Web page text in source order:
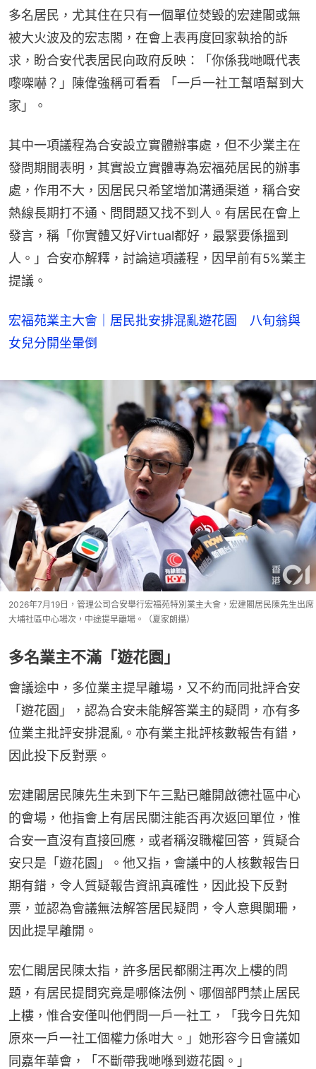
多名居民，尤其住在只有一個單位焚毀的宏建閣或無
被大火波及的宏志閣，在會上表再度回家執拾的訴
求，盼合安代表居民向政府反映：「你係我哋嘅代表
嚟㗎嚇？」陳偉強稱可看看 「一戶一社工幫唔幫到大
家」。
其中一項議程為合安設立實體辦事處，但不少業主在
發問期間表明，其實設立實體專為宏福苑居民的辦事
處，作用不大，因居民只希望增加溝通渠道，稱合安
熱線長期打不通、問問題又找不到人。有居民在會上
發言，稱「你實體又好Virtual都好，最緊要係搵到
人。」合安亦解釋，討論這項議程，因早前有5%業主
提議。
宏福苑業主大會｜居民批安排混亂遊花園 八旬翁與
女兒分開坐暈倒
2026年7月19日，管理公司合安舉行宏福苑特別業主大會，宏建閣居民陳先生出席
大埔社區中心場次，中途提早離場。（夏家朗攝）
多名業主不滿「遊花園」
會議途中，多位業主提早離場，又不約而同批評合安
「遊花園」，認為合安未能解答業主的疑問，亦有多
位業主批評安排混亂。亦有業主批評核數報告有錯，
因此投下反對票。
宏建閣居民陳先生未到下午三點已離開啟德社區中心
的會場，他指會上有居民關注能否再次返回單位，惟
合安一直沒有直接回應，或者稱沒職權回答，質疑合
安只是「遊花園」。他又指，會議中的人核數報告日
期有錯，令人質疑報告資訊真確性，因此投下反對
票，並認為會議無法解答居民疑問，令人意興闌珊，
因此提早離開。
宏仁閣居民陳太指，許多居民都關注再次上樓的問
題，有居民提問究竟是哪條法例、哪個部門禁止居民
上樓，惟合安僅叫他們問一戶一社工，「我今日先知
原來一戶一社工個權力係咁大。」她形容今日會議如
同嘉年華會，「不斷帶我哋喺到遊花園。」